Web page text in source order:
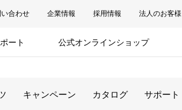
合わせ 企業情報 採用情報 法人のお客様
ート 公式オンラインショップ
キャンペーン カタログ サポート